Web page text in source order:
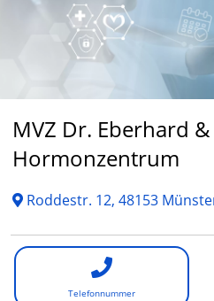
Finden
MVZ Dr. Eberhard
Hormonzentrum
Roddestr. 12, 48153
Telefonnummer